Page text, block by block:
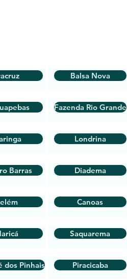
Barras
dos Pinhais
Balsa Nova
Fazenda Rio Grande
Londrina
Diadema
Canoas
Saquarema
Piracicaba